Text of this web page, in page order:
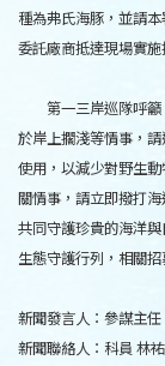
種為弗氏海豚，並請
委託廠商抵達現場實
第一三岸巡隊呼籲
於岸上擱淺等情事，
使用，以減少對野生
關情事，請立即撥打
共同守護珍貴的海洋
生態守護行列，相關
新聞發言人：參謀主
新聞聯絡人：科員 林